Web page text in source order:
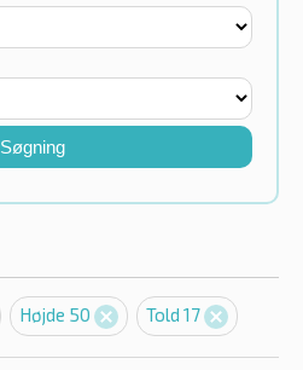
Søgning
Højde 50 Told 17